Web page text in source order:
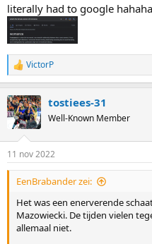
literally had to google
R
e
c
t
i
s
:
VictorP
tostiees-31
Well-Known Member
11 nov 2022
EenBrabander zei:
Het was een enerverende
Mazowiecki. De tijden vielen
allemaal niet.